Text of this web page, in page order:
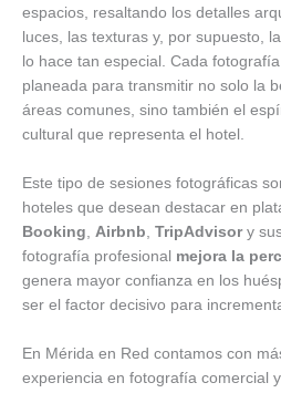
espacios, resaltando los detalles
luces, las texturas y, por supuesto,
lo hace tan especial. Cada
planeada para transmitir no solo la
áreas comunes, sino también el
cultural que representa el hotel.
Este tipo de sesiones fotográficas
hoteles que desean destacar en
Booking, Airbnb, TripAdvisory
fotografía profesional mejora la
genera mayor confianza en los
ser el factor decisivo para
En Mérida en Red contamos con
experiencia en fotografía comercial